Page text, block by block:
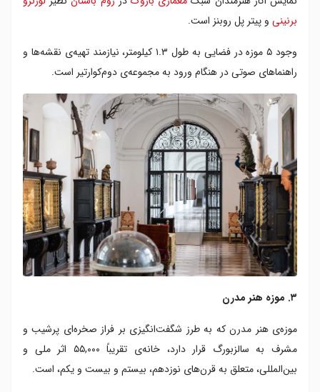
برنینی و پیتر پل روبنز است.
وجود ۵ موزه در فضایی به طول ۱.۳ کیلومتر، نیازمند تهیه‌ی نقشه‌ها و
راهنماهای صوتی در هنگام ورود به مجموعه‌ی دوم‌کوارتیر است.
۳. موزه هنر مدرن
موزه‌ی هنر مدرن که به طرز شگفت‌انگیزی بر فراز صخره‌ای پرشیب و
مشرف به سالزبورگ قرار دارد، خانه‌ی تقریباً ۵۵,۰۰۰ اثر ملی و
بین‌المللی، متعلق به قرن‌های نوزدهم، بیستم و بیست و یکم، است.